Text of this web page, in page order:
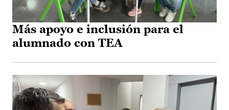
Más apoyo e inclusión para el
alumnado con TEA